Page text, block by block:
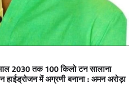
2030 तक 100 किलो टन सालाना
हाईड्रोजन में अग्रणी बनाना : अमन अरोड़ा